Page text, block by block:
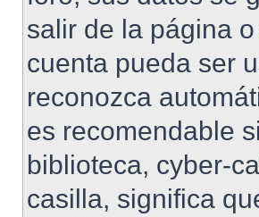
salir de la página
cuenta pueda ser
reconozca
es recomendable
biblioteca, cyber-
casilla, significa